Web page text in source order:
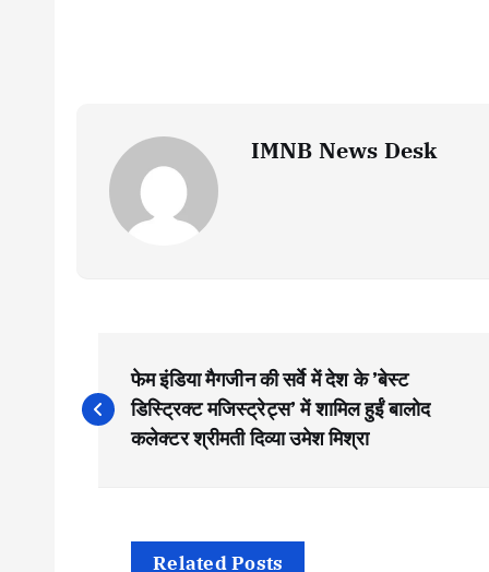
IMNB News Desk
o
फेम इंडिया मैगजीन की सर्वे में देश के ’बेस्ट
डिस्ट्रिक्ट मजिस्ट्रेट्स’ में शामिल हुईं बालोद
कलेक्टर श्रीमती दिव्या उमेश मिश्रा
Related Posts